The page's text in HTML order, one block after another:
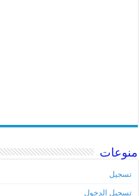
منوعات
تسجيل
تسجيل الدخول